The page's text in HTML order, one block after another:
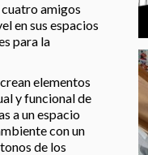
cuatro amigos
en sus espacios
para la
elementos
y funcional de
a un espacio
con un
de los